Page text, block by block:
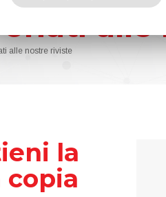
alle
alle nostre riviste
la
copia